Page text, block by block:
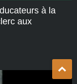
à la
aux